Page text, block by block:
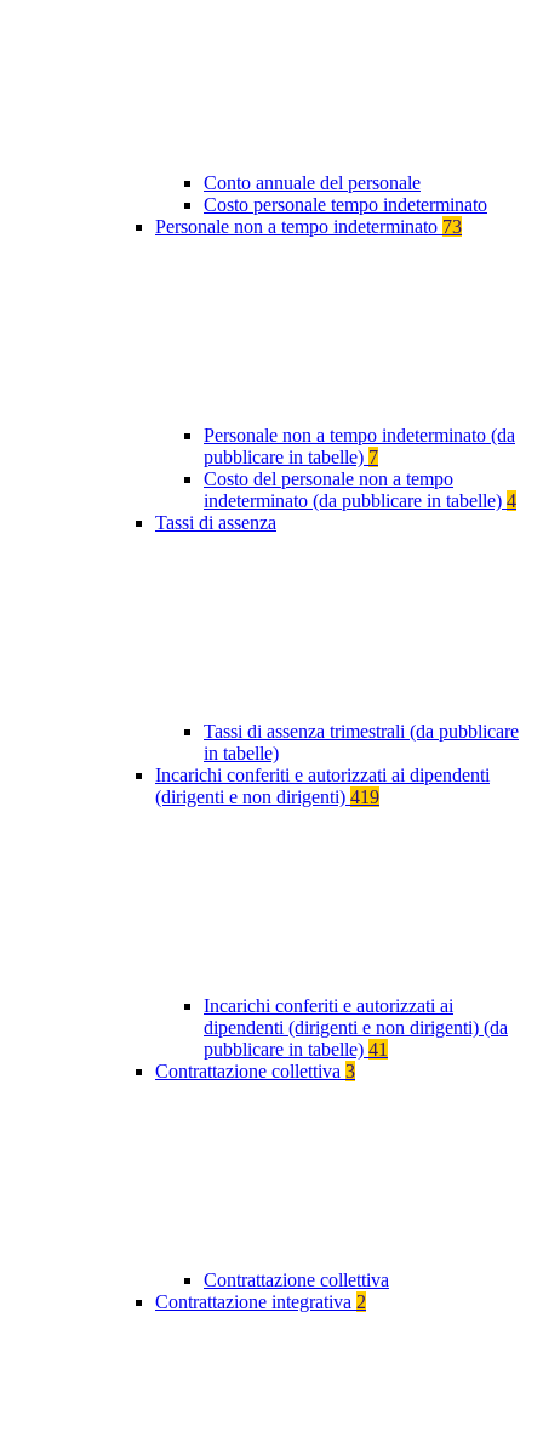
Conto annuale del personale
Costo personale tempo indeterminato
Personale non a tempo indeterminato 73
Personale non a tempo indeterminato (da
pubblicare in tabelle) 7
Costo del personale non a tempo
indeterminato (da pubblicare in tabelle) 4
Tassi di assenza
Tassi di assenza trimestrali (da pubblicare
in tabelle)
Incarichi conferiti e autorizzati ai dipendenti
(dirigenti e non dirigenti) 419
Incarichi conferiti e autorizzati ai
dipendenti (dirigenti e non dirigenti) (da
pubblicare in tabelle) 41
Contrattazione collettiva 3
Contrattazione collettiva
Contrattazione integrativa 2